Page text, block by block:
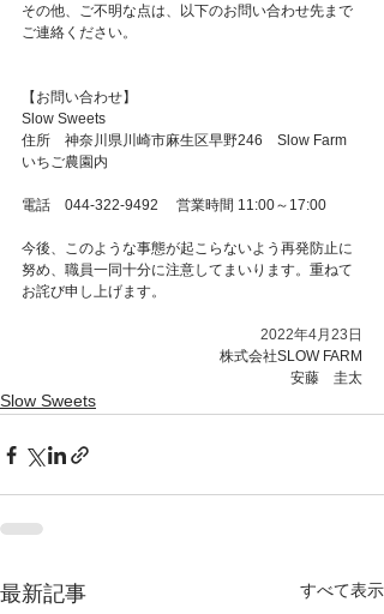
その他、ご不明な点は、以下のお問い合わせ先まで
ご連絡ください。
【お問い合わせ】
Slow Sweets
住所　神奈川県川崎市麻生区早野246　Slow Farm
いちご農園内
電話　044-322-9492 　営業時間 11:00～17:00
今後、このような事態が起こらないよう再発防止に
努め、職員一同十分に注意してまいります。重ねて
お詫び申し上げます。
2022年4月23日
株式会社SLOW FARM
安藤　圭太
Slow Sweets
最新記事 すべて表示